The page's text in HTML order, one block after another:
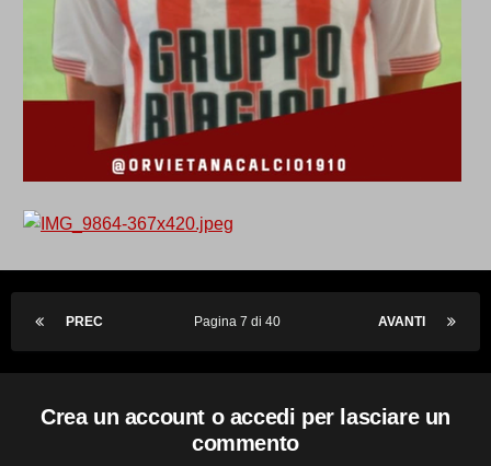
PREC AVANTI
Pagina 7 di 40
Crea un account o accedi per lasciare un
commento